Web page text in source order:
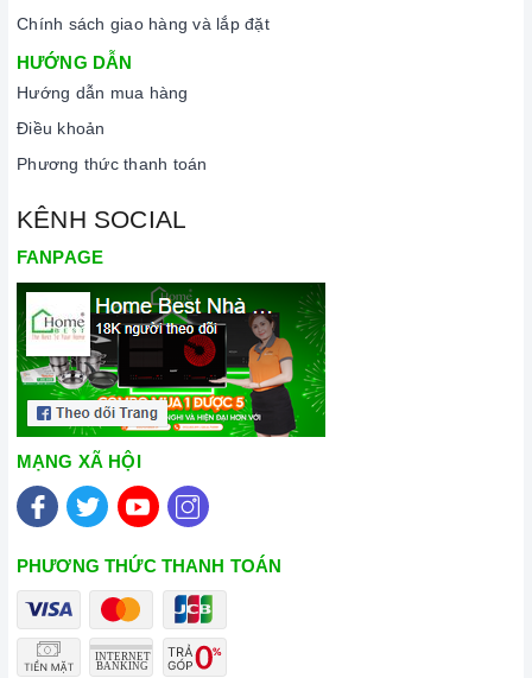
mang đến cho quý khách hàng dịch vụ chăm sóc khách hàng
Xem thêm tại đây: Home Best Care - Trung tâm bảo trì, sửa
chữa thiết bị nhà bếp cao cấp
Chính sách giao hàng và lắp đặt
HƯỚNG DẪN
Hướng dẫn mua hàng
Điều khoản
Phương thức thanh toán
KÊNH SOCIAL
FANPAGE
MẠNG XÃ HỘI
PHƯƠNG THỨC THANH TOÁN